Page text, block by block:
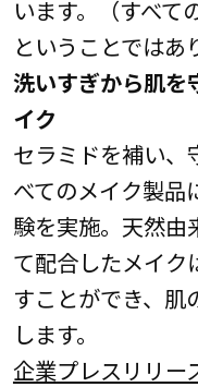
います。（すべて
ということではあ
洗いすぎから肌を
イク
セラミドを補い、
べてのメイク製品
験を実施。天然由
て配合したメイク
すことができ、肌
します。
企業プレスリリー